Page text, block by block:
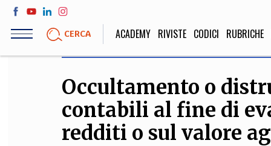
Salta
contenuto
CERCA ACADEMY RIVISTE CODICI RUBRICHE
LIFE STYLE
Sport, Cucina, Viaggi,
Moda
SOCIETÀ
Politica,
Educazione,
Occultamento o
contabili al fine di
redditi o sul valore